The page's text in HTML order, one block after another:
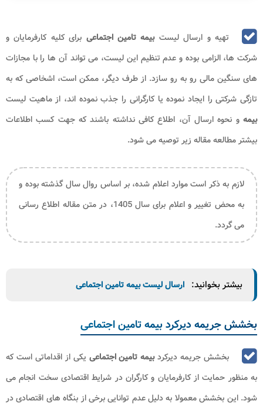
تهیه و ارسال لیستبیمه تامین اجتماعی برای کلیه کارفرمایان و
شرکت ها، الزامی بوده و عدم تنظیم این لیست، می تواند آن ها را با مجازات
های سنگین مالی رو به رو سازد. از طرف دیگر، ممکن است، اشخاصی که به
تازگی شرکتی را ایجاد نموده یا کارگرانی را جذب نموده اند، از ماهیت لیست
بیمهو نحوه ارسال آن، اطلاع کافی نداشته باشند که جهت کسب اطلاعات
بیشتر مطالعه مقاله زیر توصیه می شود.
لازم به ذکر است موارد اعلام شده، بر اساس روال سال گذشته بوده و
به محض تغییر و اعلام برای سال 1405، در متن مقاله اطلاع رسانی
می گردد.
بیشتر بخوانید: ارسال لیست بیمه تامین اجتماعی
بخشش جریمه دیرکرد بیمه تامین اجتماعی
بخشش جریمه دیرکردبیمه تامین اجتماعی یکی از اقداماتی است که
به منظور حمایت از کارفرمایان و کارگران در شرایط اقتصادی سخت انجام می
شود. این بخشش معمولا به دلیل عدم توانایی برخی از بنگاه های اقتصادی در